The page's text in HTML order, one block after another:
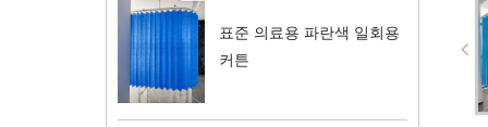
표준 의료용 파란색 일회용
커튼